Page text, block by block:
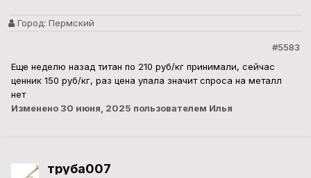
Город: Пермский
#5583
Еще неделю назад титан по 210 руб/кг принимали, сейчас
ценник 150 руб/кг, раз цена упала значит спроса на металл
нет
Изменено 30 июня, 2025 пользователем Илья
труба007